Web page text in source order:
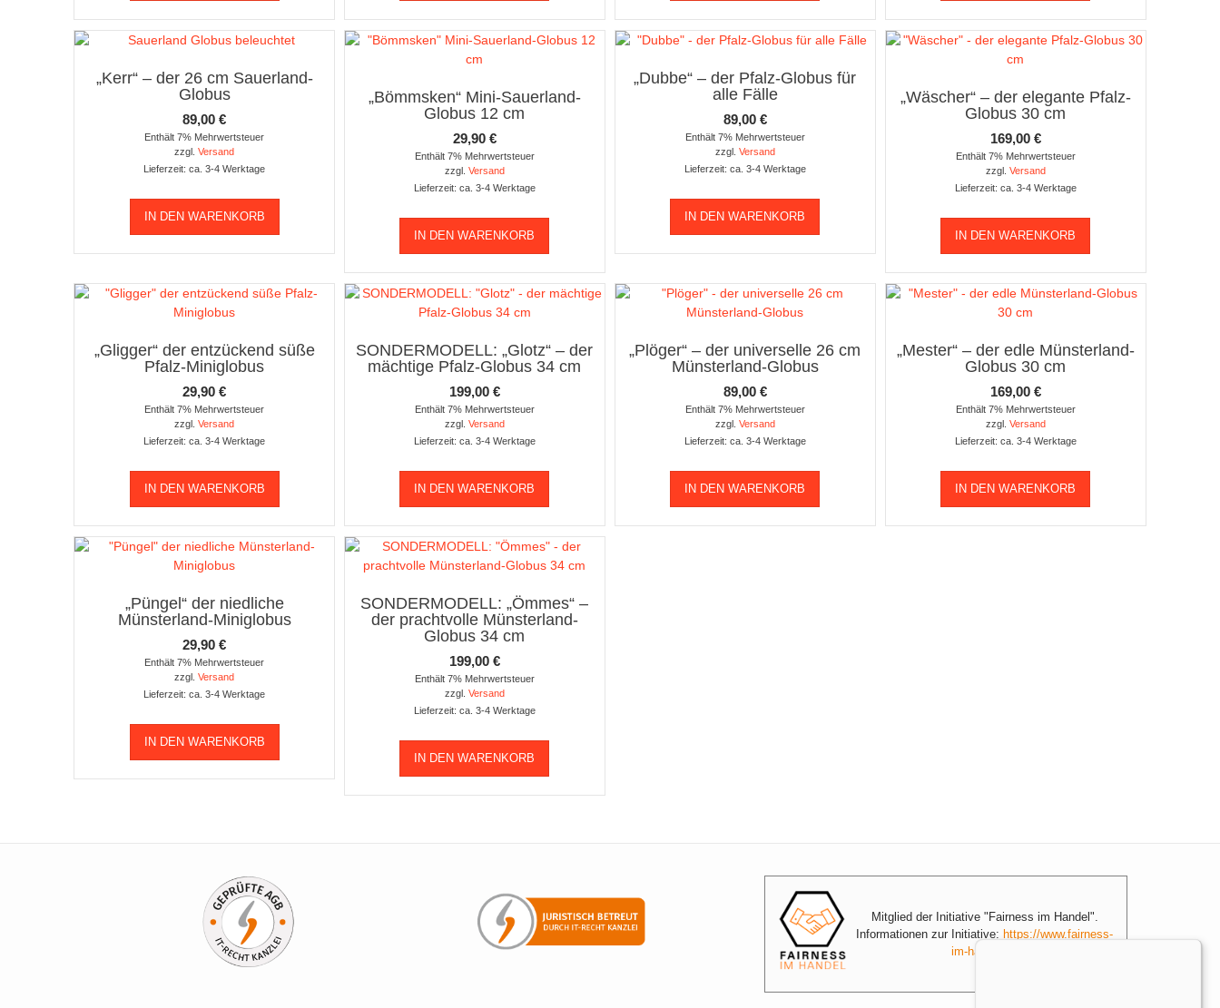
„Kerr“ – der 26 cm Sauerland-
Globus
89,00€
Enthält 7% Mehrwertsteuer
zzgl.Versand
Lieferzeit: ca. 3-4 Werktage
IN DEN WARENKORB
„Bömmsken“ Mini-Sauerland-
Globus 12 cm
29,90 €
Enthält 7% Mehrwertsteuer
zzgl. Versand
Lieferzeit: ca. 3-4 Werktage
IN DEN WARENKORB
„Dubbe“ – der Pfalz-Globus für
alle Fälle
89,00 €
Enthält 7% Mehrwertsteuer
zzgl. Versand
Lieferzeit: ca. 3-4 Werktage
IN DEN WARENKORB
„Wäscher“ – der elegante Pfalz-
Globus 30 cm
169,00 €
Enthält 7% Mehrwertsteuer
zzgl. Versand
Lieferzeit: ca. 3-4 Werktage
IN DEN WARENKORB
„Gligger“ der entzückend süße
Pfalz-Miniglobus
29,90€
Enthält 7% Mehrwertsteuer
zzgl.Versand
Lieferzeit: ca. 3-4 Werktage
IN DEN WARENKORB
SONDERMODELL: „Glotz“ – der
mächtige Pfalz-Globus 34 cm
199,00 €
Enthält 7% Mehrwertsteuer
zzgl. Versand
Lieferzeit: ca. 3-4 Werktage
IN DEN WARENKORB
„Plöger“ – der universelle 26 cm
Münsterland-Globus
89,00 €
Enthält 7% Mehrwertsteuer
zzgl. Versand
Lieferzeit: ca. 3-4 Werktage
IN DEN WARENKORB
„Mester“ – der edle Münsterland-
Globus 30 cm
169,00 €
Enthält 7% Mehrwertsteuer
zzgl. Versand
Lieferzeit: ca. 3-4 Werktage
IN DEN WARENKORB
„Püngel“ der niedliche
Münsterland-Miniglobus
29,90€
Enthält 7% Mehrwertsteuer
zzgl.Versand
Lieferzeit: ca. 3-4 Werktage
IN DEN WARENKORB
SONDERMODELL: „Ömmes“ –
der prachtvolle Münsterland-
Globus 34 cm
199,00 €
Enthält 7% Mehrwertsteuer
zzgl. Versand
Lieferzeit: ca. 3-4 Werktage
IN DEN WARENKORB
Mitglied der Initiative "Fairness im Handel".
Informationen zur Initiative: https://www.fairness-
im-handel.de